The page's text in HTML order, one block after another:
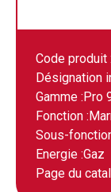
Code produit :
Désignation
Gamme : Pro
Fonction :
Sous-
Energie :Gaz
Page du